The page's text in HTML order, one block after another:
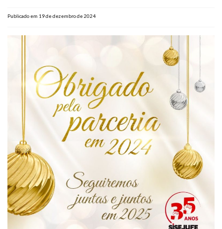
Publicado em 19 de dezembro de 2024